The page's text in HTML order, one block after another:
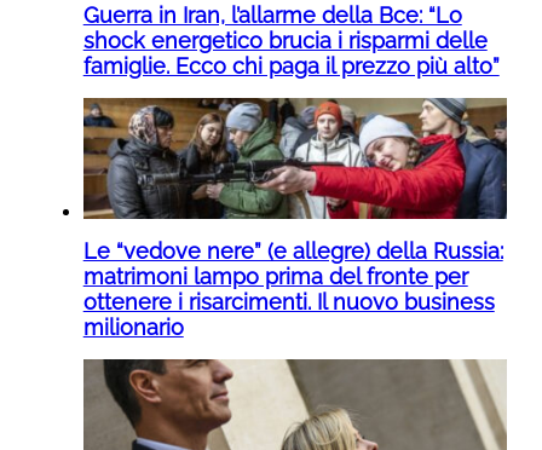
Guerra in Iran, l’allarme della Bce: “Lo
shock energetico brucia i risparmi delle
famiglie. Ecco chi paga il prezzo più alto”
Le “vedove nere” (e allegre) della Russia:
matrimoni lampo prima del fronte per
ottenere i risarcimenti. Il nuovo business
milionario